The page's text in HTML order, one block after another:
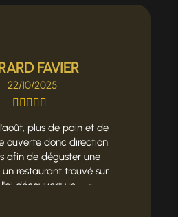
FAVIER
22/10/2025
plus de pain et de
ouverte donc direction
afin de déguster une
restaurant trouvé sur
découvert un ...